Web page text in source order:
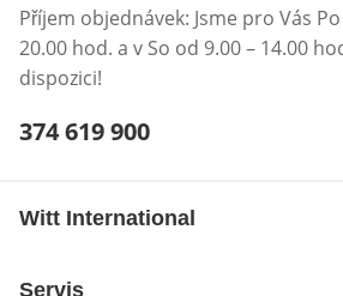
Příjem objednávek: Jsme pro Vás
20.00 hod. a v So od 9.00 – 14.00
dispozici!
Telefonní číslo:
374 619 900
Witt International
Servis